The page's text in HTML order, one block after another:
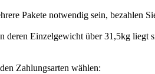
Pakete notwendig sein, bezahlen
deren Einzelgewicht über 31,5kg liegt
Zahlungsarten wählen: